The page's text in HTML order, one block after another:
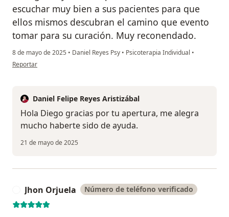
escuchar muy bien a sus pacientes para que
ellos mismos descubran el camino que evento
tomar para su curación. Muy reconendado.
8 de mayo de 2025 • Daniel Reyes Psy • Psicoterapia Individual •
en opinión del usuario Diego Robayo
Reportar
Daniel Felipe Reyes Aristizábal
Hola Diego gracias por tu apertura, me alegra
mucho haberte sido de ayuda.
21 de mayo de 2025
Jhon Orjuela Número de teléfono verificado